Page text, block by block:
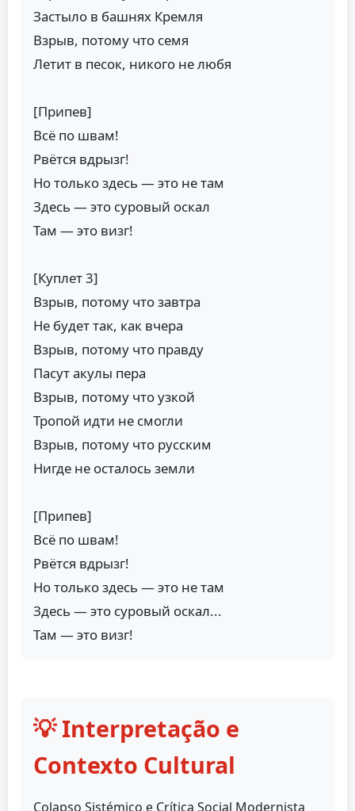
Застыло в башнях Кремля
Взрыв, потому что семя
Летит в песок, никого не любя
[Припев]
Всё по швам!
Рвётся вдрызг!
Но только здесь — это не там
Здесь — это суровый оскал
Там — это визг!
[Куплет 3]
Взрыв, потому что завтра
Не будет так, как вчера
Взрыв, потому что правду
Пасут акулы пера
Взрыв, потому что узкой
Тропой идти не смогли
Взрыв, потому что русским
Нигде не осталось земли
[Припев]
Всё по швам!
Рвётся вдрызг!
Но только здесь — это не там
Здесь — это суровый оскал...
Там — это визг!
💡 Interpretação e
Contexto Cultural
Colapso Sistémico e Crítica Social Modernista